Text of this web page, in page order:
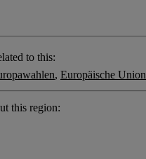
to this:
, Europäische Union
this region: